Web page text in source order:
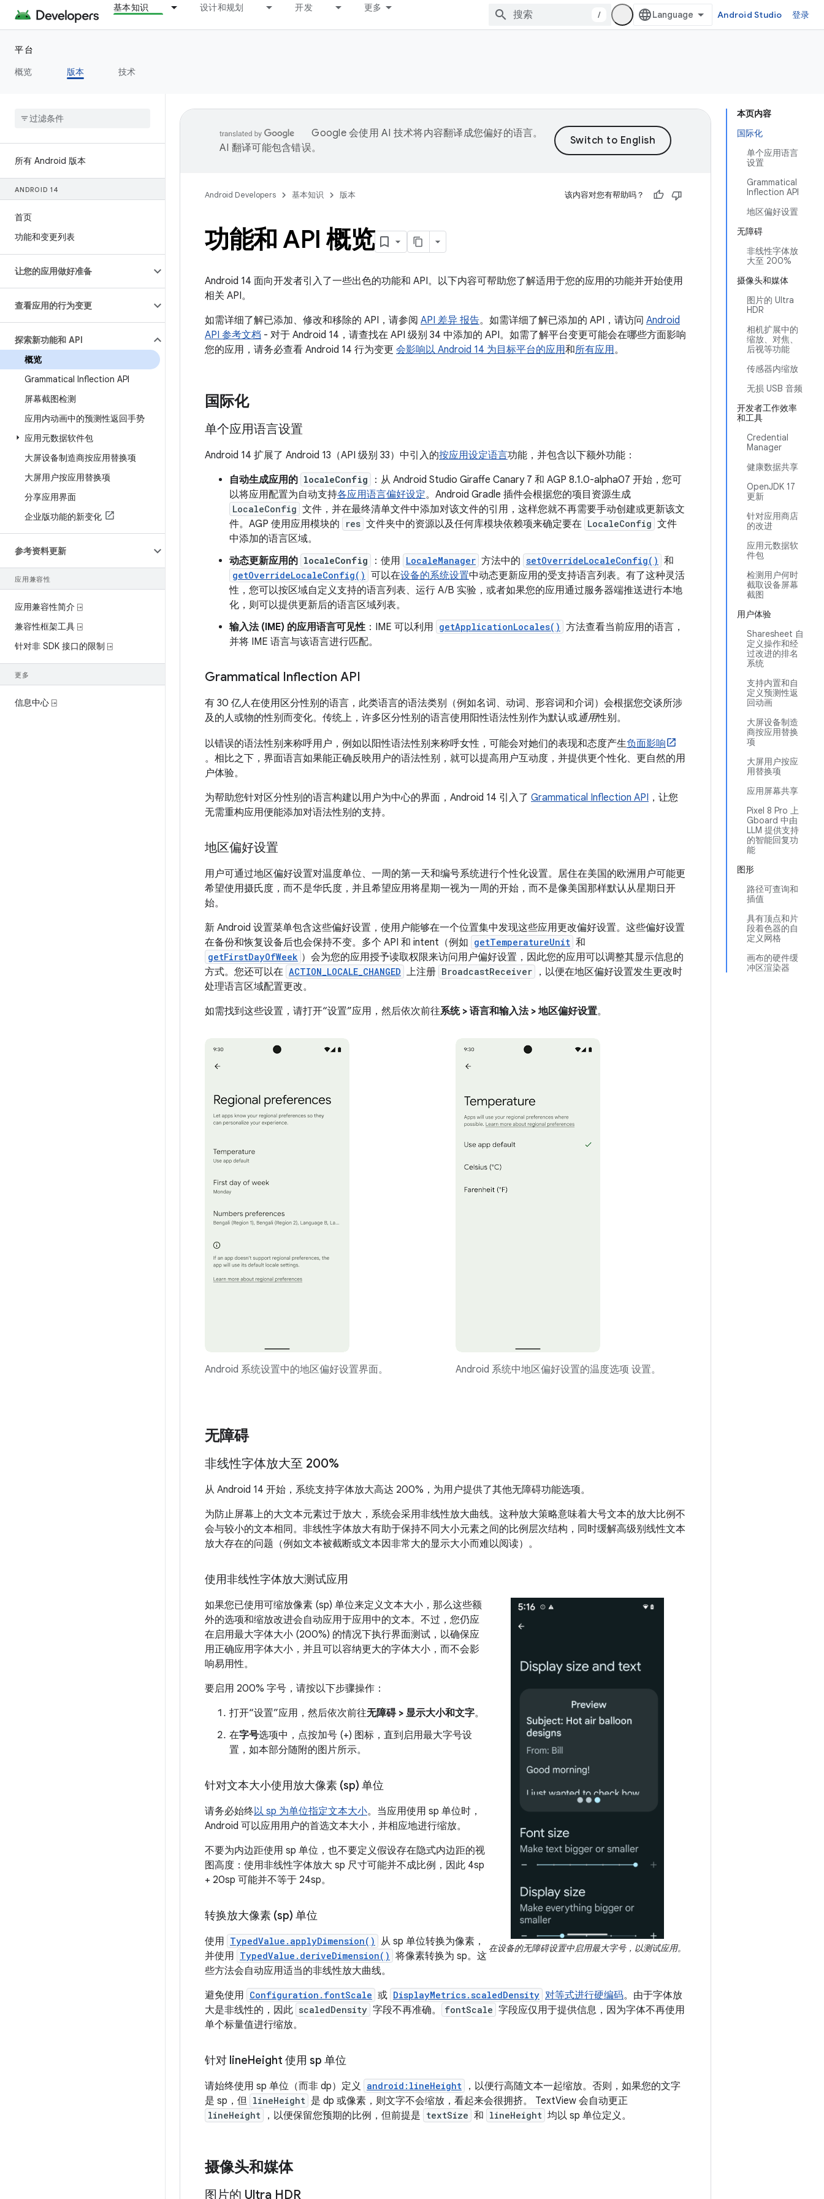
基本知识 设计和规划 开发 更多
/ Android Studio 登录
平台
概览
版本 技术
所有 Android 版本
ANDROID 14
首页
功能和变更列表
让您的应用做好准备
查看应用的行为变更
探索新功能和 API
概览
Grammatical Inflection API
屏幕截图检测
应用内动画中的预测性返回手势
应用元数据软件包
大屏设备制造商按应用替换项
大屏用户按应用替换项
分享应用界面
企业版功能的新变化
参考资料更新
应用兼容性
应用兼容性简介 ⍈
兼容性框架工具 ⍈
针对非 SDK 接口的限制 ⍈
更多
信息中心 ⍈
本页内容
国际化
单个应用语言
设置
Grammatical
Inflection API
地区偏好设置
无障碍
非线性字体放
大至 200%
摄像头和媒体
图片的 Ultra
HDR
相机扩展中的
缩放、对焦、
后视等功能
传感器内缩放
无损 USB 音频
开发者工作效率
和工具
Credential
Manager
健康数据共享
OpenJDK 17
更新
针对应用商店
的改进
应用元数据软
件包
检测用户何时
截取设备屏幕
截图
用户体验
Sharesheet 自
定义操作和经
过改进的排名
系统
支持内置和自
定义预测性返
回动画
大屏设备制造
商按应用替换
项
大屏用户按应
用替换项
应用屏幕共享
Pixel 8 Pro 上
Gboard 中由
LLM 提供支持
的智能回复功
能
图形
路径可查询和
插值
具有顶点和片
段着色器的自
定义网格
画布的硬件缓
冲区渲染器
Google 会使用 AI 技术将内容翻译成您偏好的语言。
AI 翻译可能包含错误。
Android Developers 基本知识 版本 该内容对您有帮助吗？
功能和 API 概览
Android 14 面向开发者引入了一些出色的功能和 API。以下内容可帮助您了解适用于您的应用的功能并开始使用
相关 API。
如需详细了解已添加、修改和移除的 API，请参阅 API 差异 报告。如需详细了解已添加的 API，请访问 Android
API 参考文档 - 对于 Android 14，请查找在 API 级别 34 中添加的 API。如需了解平台变更可能会在哪些方面影响
您的应用，请务必查看 Android 14 行为变更 会影响以 Android 14 为目标平台的应用和所有应用。
国际化
单个应用语言设置
Android 14 扩展了 Android 13（API 级别 33）中引入的按应用设定语言功能，并包含以下额外功能：
自动生成应用的 localeConfig
：从 Android Studio Giraffe Canary 7 和 AGP 8.1.0-alpha07 开始，您可
以将应用配置为自动支持各应用语言偏好设定。Android Gradle 插件会根据您的项目资源生成
LocaleConfig 文件，并在最终清单文件中添加对该文件的引用，这样您就不再需要手动创建或更新该文
件。AGP 使用应用模块的
res 文件夹中的资源以及任何库模块依赖项来确定要在 LocaleConfig 文件
中添加的语言区域。
动态更新应用的 localeConfig ：使用 LocaleManager 方法中的 setOverrideLocaleConfig() 和
getOverrideLocaleConfig() 可以在设备的系统设置中动态更新应用的受支持语言列表。有了这种灵活
性，您可以按区域自定义支持的语言列表、运行 A/B 实验，或者如果您的应用通过服务器端推送进行本地
化，则可以提供更新后的语言区域列表。
输入法 (IME) 的应用语言可见性：IME 可以利用 getApplicationLocales() 方法查看当前应用的语言，
并将 IME 语言与该语言进行匹配。
Grammatical Inflection API
有 30 亿人在使用区分性别的语言 ，此类语言的语法类别（例如名词、动词、形容词和介词）会根据您交谈所涉
及的人或物的性别而变化。传统上，许多区分性别的语言使用阳性语法性别作为默认或通用性别。
以错误的语法性别来称呼用户，例如以阳性语法性别来称呼女性，可能会对她们的表现和态度产生负面影响
。相比之下，界面语言如果能正确反映用户的语法性别，就可以提高用户互动度，并提供更个性化、更自然的用
户体验。
为帮助您针对区分性别的语言构建以用户为中心的界面，Android 14 引入了 Grammatical Inflection API ，让您
无需重构应用便能添加对语法性别的支持。
地区偏好设置
用户可通过地区偏好设置对温度单位、一周的第一天和编号系统进行个性化设置。居住在美国的欧洲用户可能更
希望使用摄氏度，而不是华氏度，并且希望应用将星期一视为一周的开始，而不是像美国那样默认从星期日开
始。
新 Android 设置菜单包含这些偏好设置，使用户能够在一个位置集中发现这些应用更改偏好设置。这些偏好设置
在备份和恢复设备后也会保持不变。多个 API 和 intent（例如 getTemperatureUnit 和
getFirstDayOfWeek ）会为您的应用授予读取权限来访问用户偏好设置，因此您的应用可以调整其显示信息的
方式。您还可以在 ACTION_LOCALE_CHANGED 上注册 BroadcastReceiver
，以便在地区偏好设置发生更改时
处理语言区域配置更改。
如需找到这些设置，请打开“设置”应用，然后依次前往系统 > 语言和输入法 > 地区偏好设置。
Android 系统设置中的地区偏好设置界面。 Android 系统中地区偏好设置的温度选项 设置。
无障碍
非线性字体放大至 200%
从 Android 14 开始，系统支持字体放大高达 200%，为用户提供了其他无障碍功能选项。
为防止屏幕上的大文本元素过于放大，系统会采用非线性放大曲线。这种放大策略意味着大号文本的放大比例不
会与较小的文本相同。非线性字体放大有助于保持不同大小元素之间的比例层次结构，同时缓解高级别线性文本
放大存在的问题（例如文本被截断或文本因非常大的显示大小而难以阅读）。
使用非线性字体放大测试应用
在设备的无障碍设置中启用最大字号，以测试应用。
如果您已使用可缩放像素 (sp) 单位来定义文本大小，那么这些额
外的选项和缩放改进会自动应用于应用中的文本。不过，您仍应
在启用最大字体大小 (200%) 的情况下执行界面测试，以确保应
用正确应用字体大小，并且可以容纳更大的字体大小，而不会影
响易用性。
要启用 200% 字号，请按以下步骤操作：
打开“设置”应用，然后依次前往无障碍 > 显示大小和文字。
在字号选项中，点按加号 (+) 图标，直到启用最大字号设
置，如本部分随附的图片所示。
针对文本大小使用放大像素 (sp) 单位
请务必始终以 sp 为单位指定文本大小。当应用使用 sp 单位时，
Android 可以应用用户的首选文本大小，并相应地进行缩放。
不要为内边距使用 sp 单位，也不要定义假设存在隐式内边距的视
图高度：使用非线性字体放大 sp 尺寸可能并不成比例，因此 4sp
+ 20sp 可能并不等于 24sp。
转换放大像素 (sp) 单位
使用 TypedValue.applyDimension() 从 sp 单位转换为像素，
并使用 TypedValue.deriveDimension() 将像素转换为 sp。这
些方法会自动应用适当的非线性放大曲线。
避免使用 Configuration.fontScale 或 DisplayMetrics.scaledDensity 对等式进行硬编码。由于字体放
大是非线性的，因此 scaledDensity 字段不再准确。 fontScale 字段应仅用于提供信息，因为字体不再使用
单个标量值进行缩放。
针对 lineHeight 使用 sp 单位
请始终使用 sp 单位（而非 dp）定义 android:lineHeight
，以便行高随文本一起缩放。否则，如果您的文字
是 sp，但 lineHeight 是 dp 或像素，则文字不会缩放，看起来会很拥挤。 TextView 会自动更正
lineHeight ，以便保留您预期的比例，但前提是 textSize 和 lineHeight 均以 sp 单位定义。
摄像头和媒体
图片的 Ultra HDR